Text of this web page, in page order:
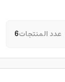
عدد المنتجات6